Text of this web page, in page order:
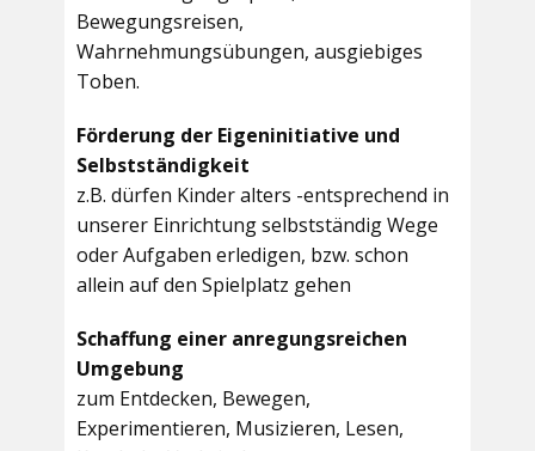
Bewegungsreisen,
Wahrnehmungsübungen, ausgiebiges
Toben.
Förderung der Eigeninitiative und
Selbstständigkeit
z.B. dürfen Kinder alters -entsprechend in
unserer Einrichtung selbstständig Wege
oder Aufgaben erledigen, bzw. schon
allein auf den Spielplatz gehen
Schaffung einer anregungsreichen
Umgebung
zum Entdecken, Bewegen,
Experimentieren, Musizieren, Lesen,